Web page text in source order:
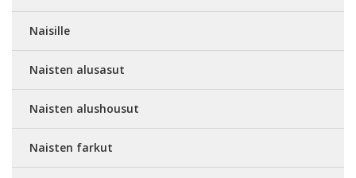
Naisille
Naisten alusasut
Naisten alushousut
Naisten farkut